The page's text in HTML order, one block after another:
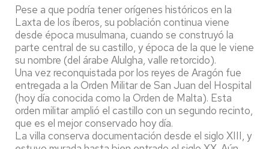
Pese a que podría tener orígenes históricos en la
Laxta de los íberos, su población continua viene
desde época musulmana, cuando se construyó la
parte central de su castillo, y época de la que le viene
su nombre (del árabe Alulgha, valle retorcido).
Una vez reconquistada por los reyes de Aragón fue
entregada a la Orden Militar de San Juan del Hospital
(hoy día conocida como la Orden de Malta). Esta
orden militar amplió el castillo con un segundo recinto,
que es el mejor conservado hoy día.
La villa conserva documentación desde el siglo XIII, y